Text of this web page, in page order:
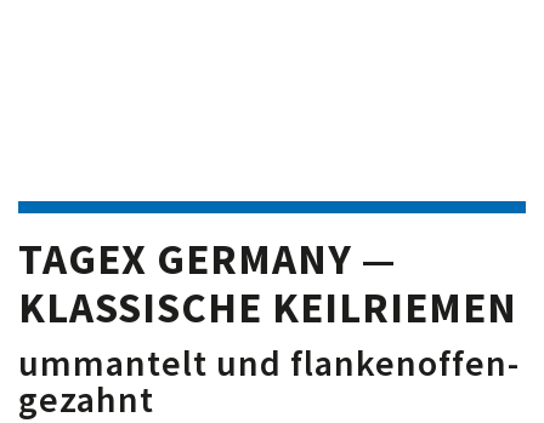
TAGEX GERMANY —
KLASSISCHE KEILRIEMEN
ummantelt und flankenoffen-
gezahnt